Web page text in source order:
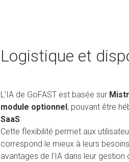
Logistique et
L’IA de GoFAST est basée sur
module optionnel , pouvant être
SaaS.
Cette flexibilité permet aux
correspond le mieux à leurs
avantages de l’IA dans leur